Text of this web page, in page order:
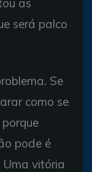
as
será palco
Se
como se
pode é
Uma vitória